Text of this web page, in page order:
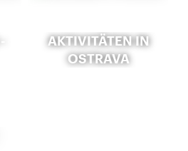
AKTIVITÄTEN IN
OSTRAVA